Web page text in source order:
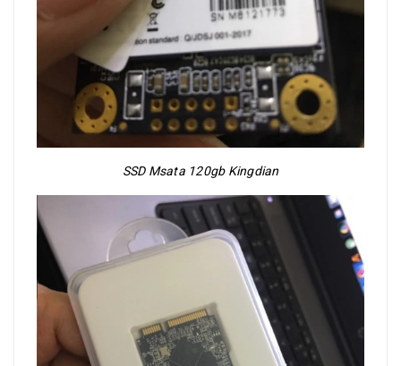
SSD Msata 120gb Kingdian